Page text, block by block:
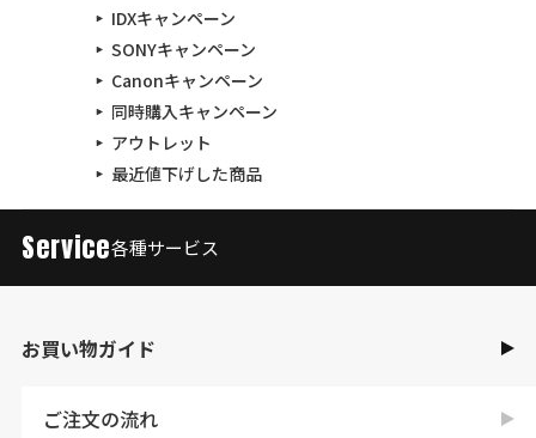
IDXキャンペーン
SONYキャンペーン
Canonキャンペーン
同時購入キャンペーン
アウトレット
最近値下げした商品
Service各種サービス
お買い物ガイド
ご注文の流れ